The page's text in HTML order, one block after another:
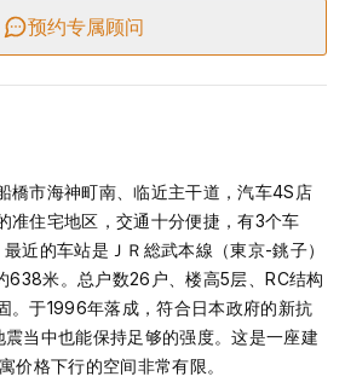
预约专属顾问
橋市海神町南、临近主干道，汽车4S店
准住宅地区，交通十分便捷，有3个车
近的车站是ＪＲ総武本線（東京-銚子）
638米。总户数26户、楼高5层、RC结构
。于1996年落成，符合日本政府的新抗
当中也能保持足够的强度。这是一座建
价格下行的空间非常有限。